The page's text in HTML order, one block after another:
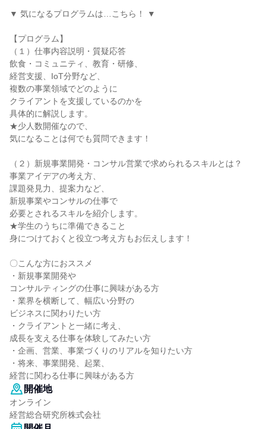
▼ 気になるプログラムは…こちら！ ▼
【プログラム】
（１）仕事内容説明・質疑応答
飲食・コミュニティ、教育・研修、
経営支援、IoT分野など、
複数の事業領域でどのように
クライアントを支援しているのかを
具体的に解説します。
★少人数開催なので、
気になることは何でも質問できます！
（２）新規事業開発・コンサル営業で求められるスキルとは？
事業アイデアの考え方、
課題発見力、提案力など、
新規事業やコンサルの仕事で
必要とされるスキルを紹介します。
★学生のうちに準備できること
身につけておくと役立つ考え方もお伝えします！
〇こんな方におススメ
・新規事業開発や
コンサルティングの仕事に興味がある方
・業界を横断して、幅広い分野の
ビジネスに関わりたい方
・クライアントと一緒に考え、
成長を支える仕事を体験してみたい方
・企画、営業、事業づくりのリアルを知りたい方
・将来、事業開発、起業、
経営に関わる仕事に興味がある方
開催地
オンライン
経営総合研究所株式会社